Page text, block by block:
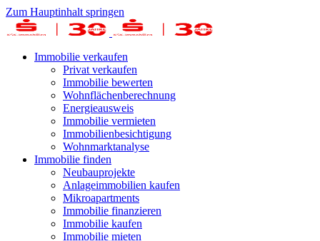
Zum Hauptinhalt springen
Immobilie verkaufen
Privat verkaufen
Immobilie bewerten
Wohnflächenberechnung
Energieausweis
Immobilie vermieten
Immobilienbesichtigung
Wohnmarktanalyse
Immobilie finden
Neubauprojekte
Anlageimmobilien kaufen
Mikroapartments
Immobilie finanzieren
Immobilie kaufen
Immobilie mieten